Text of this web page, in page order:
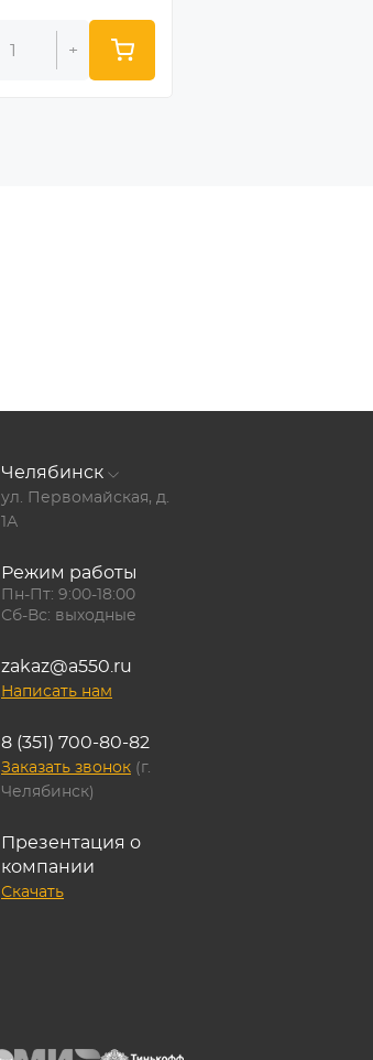
+
Челябинск
ул. Первомайская, д.
1А
Режим работы
Пн-Пт: 9:00-18:00
Сб-Вс: выходные
zakaz@a550.ru
Написать нам
8 (351) 700-80-82
Заказать звонок (г.
Челябинск)
Презентация о
компании
Скачать